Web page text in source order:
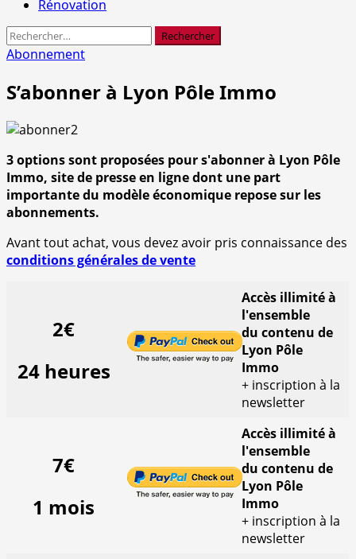
Rénovation
Rechercher :
Abonnement
S’abonner à Lyon Pôle Immo
3 options sont proposées pour s'abonner à Lyon Pôle
Immo, site de presse en ligne dont une part
importante du modèle économique repose sur les
abonnements.
Avant tout achat, vous devez avoir pris connaissance des
conditions générales de vente
2€
24 heures
Accès illimité à
l'ensemble
du contenu de
Lyon Pôle
Immo
+ inscription à la
newsletter
7€
1 mois
Accès illimité à
l'ensemble
du contenu de
Lyon Pôle
Immo
+ inscription à la
newsletter